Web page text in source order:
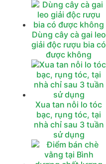
Dùng cây cà gai leo
giải độc rượu bia có
được không
Xua tan nỗi lo tóc
bạc, rụng tóc, tại
nhà chỉ sau 3 tuần
sử dụng